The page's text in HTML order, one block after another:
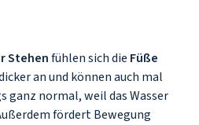
Stehenfühlen sich die Füße
an und können auch mal
ganz normal, weil das Wasser
fördert Bewegung